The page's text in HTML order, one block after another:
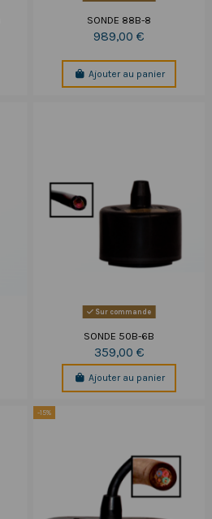
SONDE 88B-8
989,00 €
Ajouter au panier
Sur commande
SONDE 50B-6B
359,00 €
Ajouter au panier
-15%